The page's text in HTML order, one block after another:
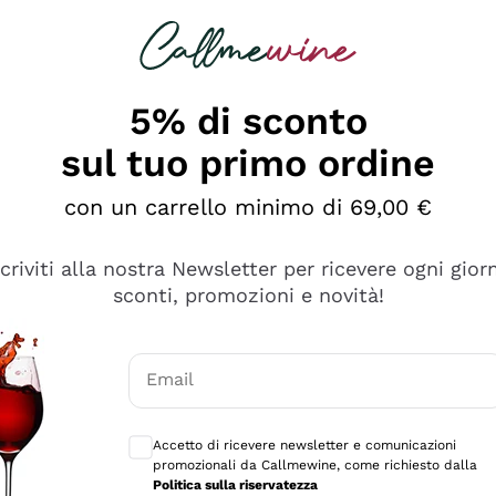
diversi e con un ampio range di prezzo. Le
5% di sconto
sul tuo primo ordine
con un carrello minimo di 69,00 €
alla nostra Newsletter per ricevere ogni
sconti, promozioni e novità!
Email
Accetto di ricevere newsletter e comunicazioni
promozionali da Callmewine, come richiesto dalla
Politica sulla riservatezza